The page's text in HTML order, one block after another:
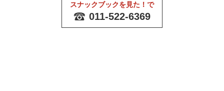
スナックブックを見た！で
011-522-6369